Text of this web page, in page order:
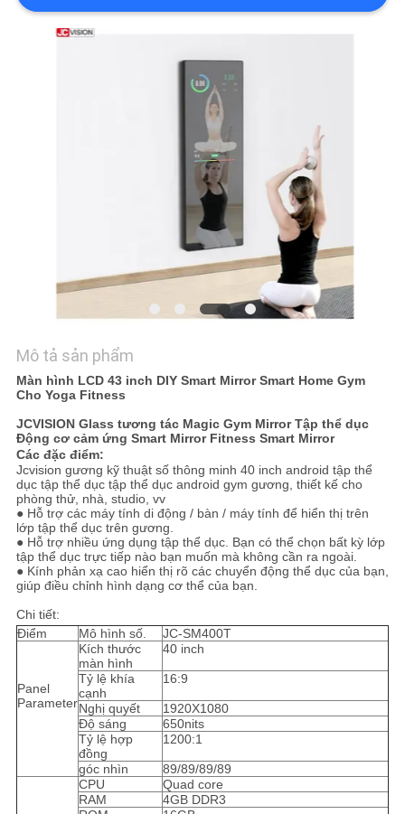
GIÁ
SƠ
ĐỒ
TRANG
WEB
CHÍNH
SÁCH
BẢO
Mô tả sản phẩm
Màn hình LCD 43 inch DIY Smart Mirror Smart Home Gym
Cho Yoga Fitness
JCVISION Glass tương tác Magic Gym Mirror Tập thể dục
Động cơ cảm ứng Smart Mirror Fitness Smart Mirror
Các đặc điểm:
Jcvision gương kỹ thuật số thông minh 40 inch android tập thể
dục tập thể dục tập thể dục android gym gương, thiết kế cho
phòng thử, nhà, studio, vv
● Hỗ trợ các máy tính di động / bàn / máy tính để hiển thị trên
lớp tập thể dục trên gương.
● Hỗ trợ nhiều ứng dụng tập thể dục. Bạn có thể chọn bất kỳ lớp
tập thể dục trực tiếp nào bạn muốn mà không cần ra ngoài.
● Kính phản xạ cao hiển thị rõ các chuyển động thể dục của bạn,
giúp điều chỉnh hình dạng cơ thể của bạn.
Chi tiết:
Điểm
Mô hình số. JC-SM400T
Panel
Parameter
Kích thước
màn hình
40 inch
Tỷ lệ khía
cạnh
16:9
Nghị quyết
1920X1080
Độ sáng
650nits
Tỷ lệ hợp
đồng
1200:1
góc nhìn
89/89/89/89
CPU
Quad core
RAM
4GB DDR3